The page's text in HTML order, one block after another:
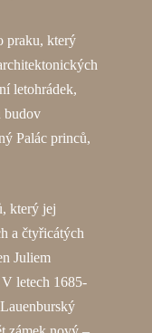
praku, který
letohrádek,
budov
Palác princů,
který jej
a čtyřicátých
Juliem
letech 1685-